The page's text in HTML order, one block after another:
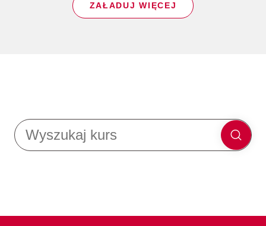
ZAŁADUJ WIĘCEJ